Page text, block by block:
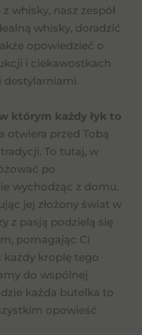
whisky, nasz zespół
whisky, doradzić
opowiedzieć o
i ciekawostkach
destylarniami.
którym każdy łyk to
otwiera przed Tobą
To tutaj, w
po
wychodząc z domu.
jej złożony świat w
z pasją podzielą się
pomagając Ci
kroplę tego
do wspólnej
każda butelka to
opowieść